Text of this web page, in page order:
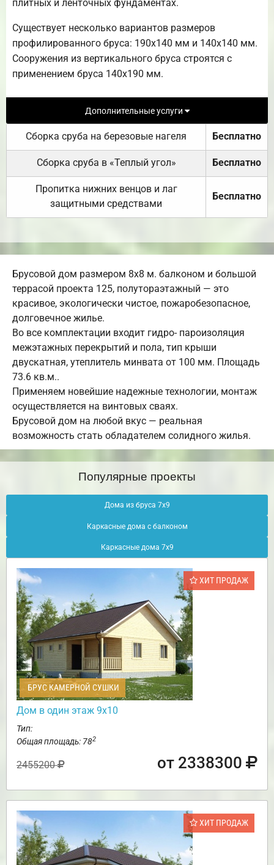
плитных и ленточных фундаментах.
Существует несколько вариантов размеров
профилированного бруса: 190х140 мм и 140х140 мм.
Сооружения из вертикального бруса строятся с
применением бруса 140х190 мм.
Дополнительные услуги
Сборка сруба на березовые нагеля Бесплатно
Сборка сруба в «Теплый угол» Бесплатно
Пропитка нижних венцов и лаг
защитными средствами
Бесплатно
Брусовой дом размером 8х8 м. балконом и большой
террасой проекта 125, полутораэтажный — это
красивое, экологически чистое, пожаробезопасное,
долговечное жилье.
Во все комплектации входит гидро- пароизоляция
межэтажных перекрытий и пола, тип крыши
двускатная, утеплитель минвата от 100 мм. Площадь
73.6 кв.м..
Применяем новейшие надежные технологии, монтаж
осуществляется на винтовых сваях.
Брусовой дом на любой вкус — реальная
возможность стать обладателем солидного жилья.
Популярные проекты
Дома из бруса 7х9
Каркасные дома с балконом
Каркасные дома 7х9
ХИТ ПРОДАЖ
БРУС КАМЕРНОЙ СУШКИ
Дом в один этаж 9х10
Тип:
Общая площадь: 782
2455200 от 2338300
ХИТ ПРОДАЖ